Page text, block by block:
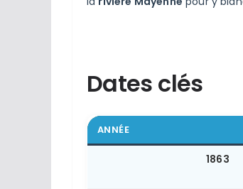
Dates clés
ANNÉE
1863